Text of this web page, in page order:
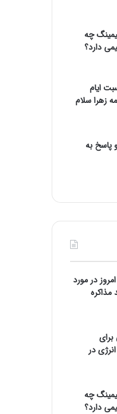
چه
دارد؟
ایام
زهرا سلام
پاسخ به
در مورد
در
چه
دارد؟